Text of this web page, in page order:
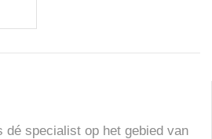
dé specialist op het gebied van